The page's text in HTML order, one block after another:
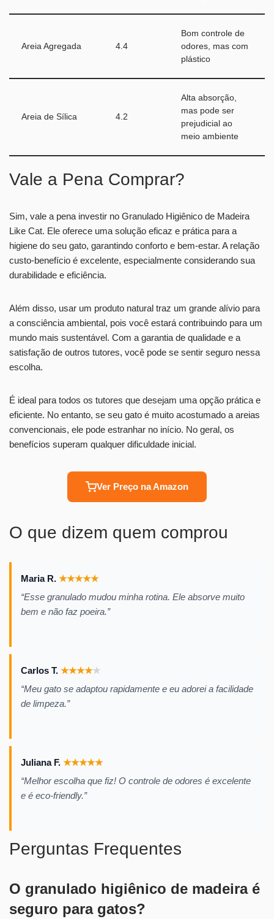
Areia Agregada 4.4
Bom controle de
odores, mas com
plástico
Areia de Sílica 4.2
Alta absorção,
mas pode ser
prejudicial ao
meio ambiente
Vale a Pena Comprar?
Sim, vale a pena investir no Granulado Higiênico de Madeira
Like Cat. Ele oferece uma solução eficaz e prática para a
higiene do seu gato, garantindo conforto e bem-estar. A relação
custo-benefício é excelente, especialmente considerando sua
durabilidade e eficiência.
Além disso, usar um produto natural traz um grande alívio para
a consciência ambiental, pois você estará contribuindo para um
mundo mais sustentável. Com a garantia de qualidade e a
satisfação de outros tutores, você pode se sentir seguro nessa
escolha.
É ideal para todos os tutores que desejam uma opção prática e
eficiente. No entanto, se seu gato é muito acostumado a areias
convencionais, ele pode estranhar no início. No geral, os
benefícios superam qualquer dificuldade inicial.
Ver Preço na Amazon
O que dizem quem comprou
Maria R. ★★★★★
“Esse granulado mudou minha rotina. Ele absorve muito
bem e não faz poeira.”
Carlos T. ★★★★★
“Meu gato se adaptou rapidamente e eu adorei a facilidade
de limpeza.”
Juliana F. ★★★★★
“Melhor escolha que fiz! O controle de odores é excelente
e é eco-friendly.”
Perguntas Frequentes
O granulado higiênico de madeira é
seguro para gatos?